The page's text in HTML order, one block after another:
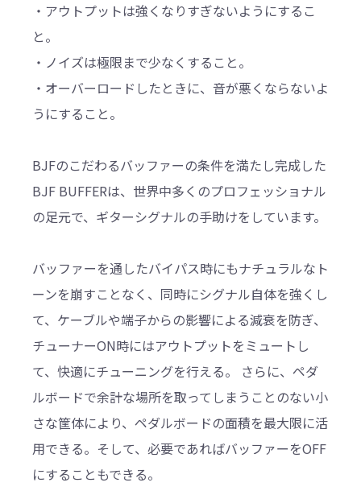
・アウトプットは強くなりすぎないようにするこ
と。
・ノイズは極限まで少なくすること。
・オーバーロードしたときに、音が悪くならないよ
うにすること。
BJFのこだわるバッファーの条件を満たし完成した
BJF BUFFERは、世界中多くのプロフェッショナル
の足元で、ギターシグナルの手助けをしています。
バッファーを通したバイパス時にもナチュラルなト
ーンを崩すことなく、同時にシグナル自体を強くし
て、ケーブルや端子からの影響による減衰を防ぎ、
チューナーON時にはアウトプットをミュートし
て、快適にチューニングを行える。 さらに、ペダ
ルボードで余計な場所を取ってしまうことのない小
さな筐体により、ペダルボードの面積を最大限に活
用できる。そして、必要であればバッファーをOFF
にすることもできる。